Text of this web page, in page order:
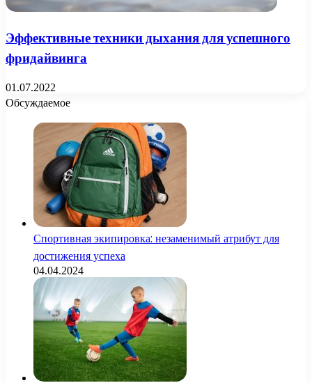
Эффективные техники дыхания для успешного
фридайвинга
01.07.2022
Обсуждаемое
Спортивная экипировка: незаменимый атрибут для
достижения успеха
04.04.2024